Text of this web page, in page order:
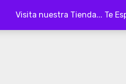
Visita nuestra Tienda... Te